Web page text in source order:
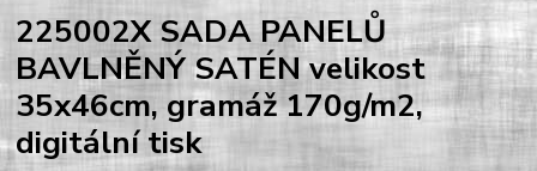
225002X SADA PANELŮ
BAVLNĚNÝ SATÉN velikost
35x46cm, gramáž 170g/m2,
digitální tisk